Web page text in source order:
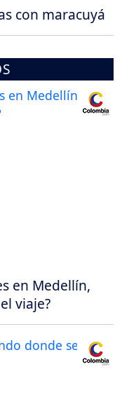
con maracuyá
en Medellín,
viaje?